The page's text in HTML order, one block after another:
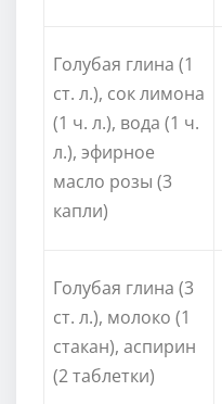
Голубая глина (1
ст. л.), сок лимона
(1 ч. л.), вода (1 ч.
л.), эфирное
масло розы (3
капли)
Голубая глина (3
ст. л.), молоко (1
стакан), аспирин
(2 таблетки)